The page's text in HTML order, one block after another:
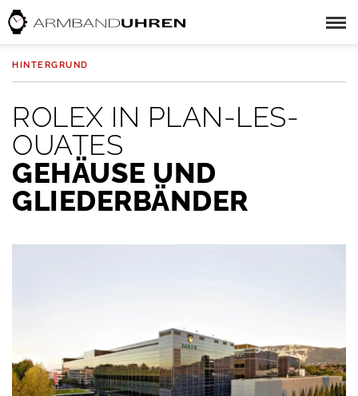
HINTERGRUND
ROLEX IN PLAN-LES-
OUATES
GEHÄUSE UND
GLIEDERBÄNDER